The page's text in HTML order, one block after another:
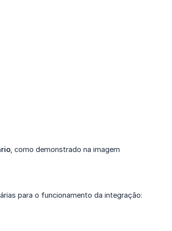
, como demonstrado na imagem
para o funcionamento da integração: